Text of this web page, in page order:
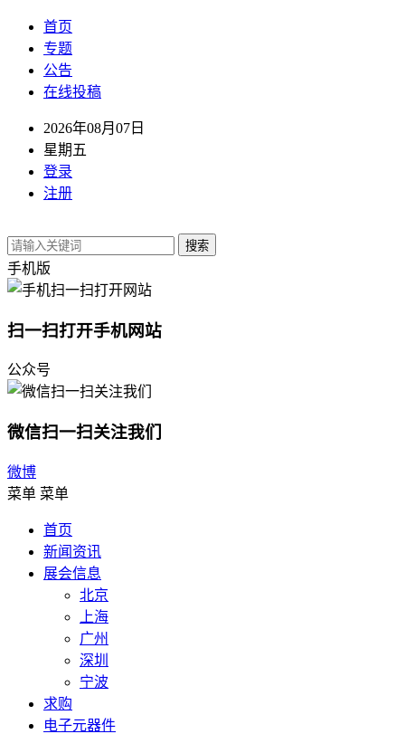
首页
专题
公告
在线投稿
2026年08月07日
星期五
登录
注册
搜索
手机版
扫一扫打开手机网站
公众号
微信扫一扫关注我们
微博
菜单 菜单
首页
新闻资讯
展会信息
北京
上海
广州
深圳
宁波
求购
电子元器件